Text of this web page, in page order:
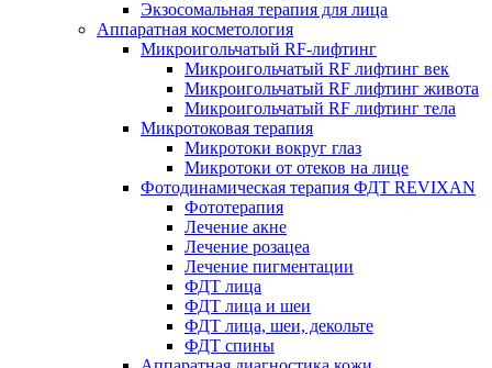
Экзосомальная терапия для лица
Аппаратная косметология
Микроигольчатый RF-лифтинг
Микроигольчатый RF лифтинг век
Микроигольчатый RF лифтинг живота
Микроигольчатый RF лифтинг тела
Микротоковая терапия
Микротоки вокруг глаз
Микротоки от отеков на лице
Фотодинамическая терапия ФДТ REVIXAN
Фототерапия
Лечение акне
Лечение розацеа
Лечение пигментации
ФДТ лица
ФДТ лица и шеи
ФДТ лица, шеи, декольте
ФДТ спины